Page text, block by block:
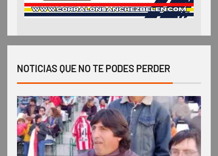
NOTICIAS QUE NO TE PODES PERDER